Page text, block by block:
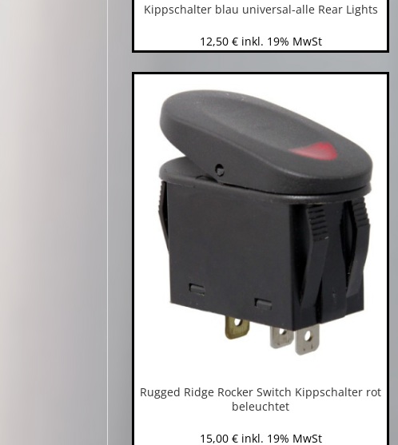
Kippschalter blau universal-alle Rear Lights
12,50 € inkl. 19% MwSt
Rugged Ridge Rocker Switch Kippschalter rot
beleuchtet
15,00 € inkl. 19% MwSt